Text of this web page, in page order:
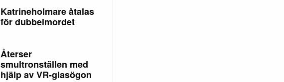
Katrineholmare åtalas
för dubbelmordet
Återser
smultronställen med
hjälp av VR-glasögon